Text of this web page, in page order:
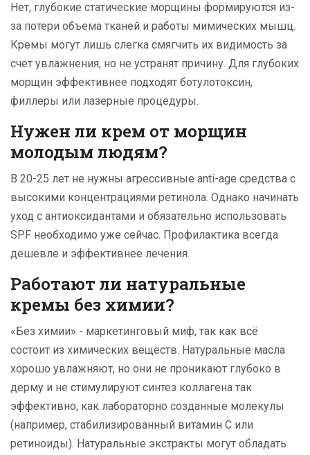
Нет, глубокие статические морщины формируются из-
за потери объема тканей и работы мимических мышц.
Кремы могут лишь слегка смягчить их видимость за
счет увлажнения, но не устранят причину. Для глубоких
морщин эффективнее подходят ботулотоксин,
филлеры или лазерные процедуры.
Нужен ли крем от морщин
молодым людям?
В 20-25 лет не нужны агрессивные anti-age средства с
высокими концентрациями ретинола. Однако начинать
уход с антиоксидантами и обязательно использовать
SPF необходимо уже сейчас. Профилактика всегда
дешевле и эффективнее лечения.
Работают ли натуральные
кремы без химии?
«Без химии» - маркетинговый миф, так как всё
состоит из химических веществ. Натуральные масла
хорошо увлажняют, но они не проникают глубоко в
дерму и не стимулируют синтез коллагена так
эффективно, как лабораторно созданные молекулы
(например, стабилизированный витамин С или
ретиноиды). Натуральные экстракты могут обладать